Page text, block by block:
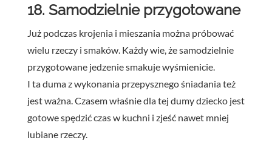
18. Samodzielnie przygotowane
Już podczas krojenia i mieszania można próbować
wielu rzeczy i smaków. Każdy wie, że samodzielnie
przygotowane jedzenie smakuje wyśmienicie.
I ta duma z wykonania przepysznego śniadania też
jest ważna. Czasem właśnie dla tej dumy dziecko jest
gotowe spędzić czas w kuchni i zjeść nawet mniej
lubiane rzeczy.